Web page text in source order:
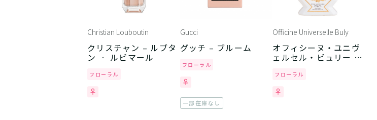
Christian Louboutin
クリスチャン – ルブタ
ン ‐ ルビマール
フローラル
Gucci
グッチ – ブルーム
フローラル
一部在庫なし
Officine Universelle Buly
オフィシーヌ・ユニヴ
ェルセル・ビュリー –
メキシク
フローラル